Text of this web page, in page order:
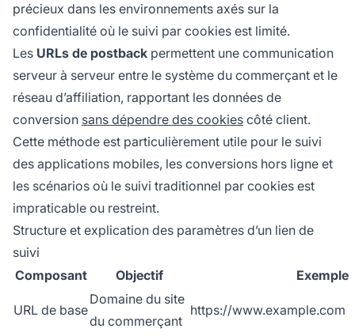
précieux dans les environnements axés sur la
confidentialité où le suivi par cookies est limité.
Les URLs de postback permettent une communication
serveur à serveur entre le système du commerçant et le
réseau d’affiliation, rapportant les données de
conversion sans dépendre des cookies côté client.
Cette méthode est particulièrement utile pour le suivi
des applications mobiles, les conversions hors ligne et
les scénarios où le suivi traditionnel par cookies est
impraticable ou restreint.
Structure et explication des paramètres d’un lien de
suivi
Composant
Objectif Exemple
URL de base
Domaine du site
du commerçant
https://www.example.com